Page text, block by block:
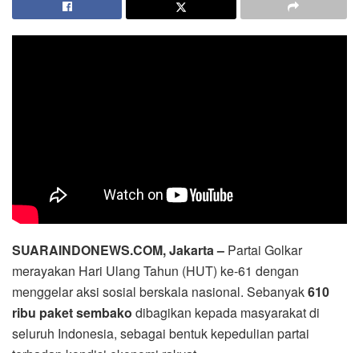
SUARAINDONEWS.COM, Jakarta – Partai Golkar
merayakan Hari Ulang Tahun (HUT) ke-61 dengan
menggelar aksi sosial berskala nasional. Sebanyak610
ribu paket sembako dibagikan kepada masyarakat di
seluruh Indonesia, sebagai bentuk kepedulian partai